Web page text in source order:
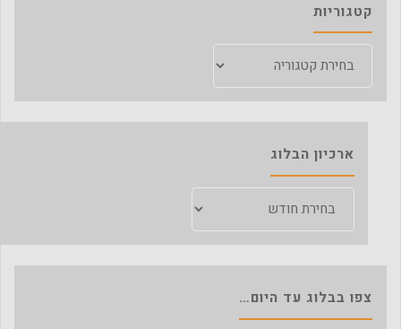
קטגוריות
ארכיון הבלוג
צפו בבלוג עד היום…